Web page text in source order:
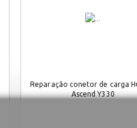
Reparação conetor de carga
Ascend Y330